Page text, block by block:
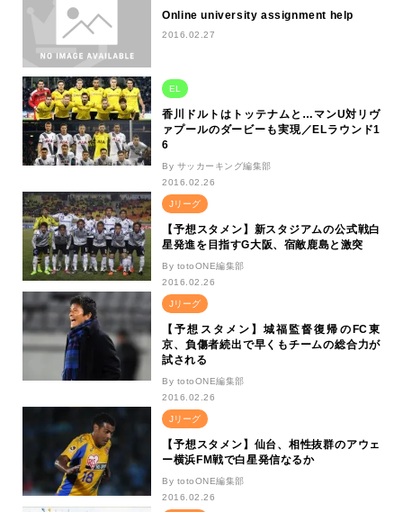
Online university assignment help
2016.02.27
EL
香川ドルトはトッテナムと…マンU対リヴ
ァプールのダービーも実現／ELラウンド1
6
By サッカーキング編集部
2016.02.26
Jリーグ
【予想スタメン】新スタジアムの公式戦白
星発進を目指すG大阪、宿敵鹿島と激突
By totoONE編集部
2016.02.26
Jリーグ
【予想スタメン】城福監督復帰のFC東
京、負傷者続出で早くもチームの総合力が
試される
By totoONE編集部
2016.02.26
Jリーグ
【予想スタメン】仙台、相性抜群のアウェ
ー横浜FM戦で白星発信なるか
By totoONE編集部
2016.02.26